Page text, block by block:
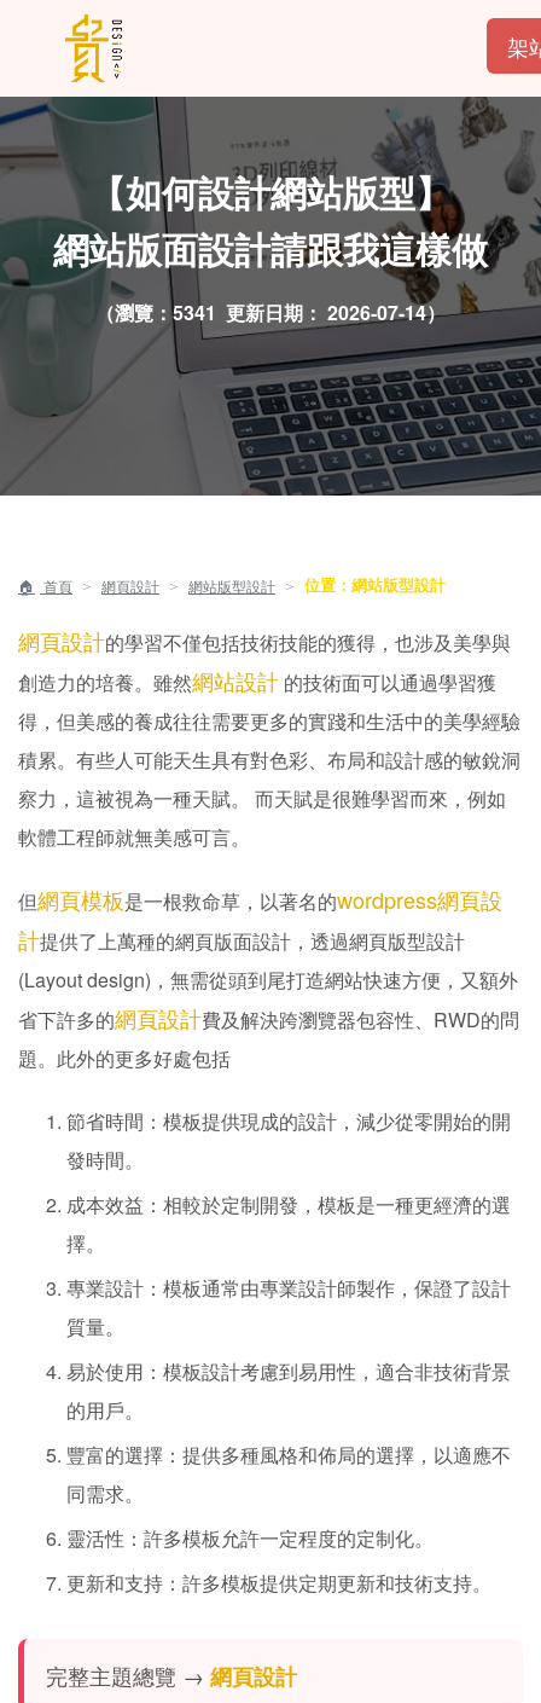
架
【如何設計網站版型】
網站版面設計請跟我這樣做
（瀏覽：5341 更新日期： 2026-07-14）
首頁 ＞ 網頁設計 ＞ 網站版型設計 ＞ 位置：網站版型設計
網頁設計的學習不僅包括技術技能的獲得，也涉及美學與
創造力的培養。雖然網站設計 的技術面可以通過學習獲
得，但美感的養成往往需要更多的實踐和生活中的美學經驗
積累。有些人可能天生具有對色彩、布局和設計感的敏銳洞
察力，這被視為一種天賦。 而天賦是很難學習而來，例如
軟體工程師就無美感可言。
但網頁模板是一根救命草，以著名的wordpress網頁設
計提供了上萬種的網頁版面設計，透過網頁版型設計
(Layout design)，無需從頭到尾打造網站快速方便，又額外
省下許多的網頁設計費及解決跨瀏覽器包容性、RWD的問
題。此外的更多好處包括
節省時間：模板提供現成的設計，減少從零開始的開
發時間。
成本效益：相較於定制開發，模板是一種更經濟的選
擇。
專業設計：模板通常由專業設計師製作，保證了設計
質量。
易於使用：模板設計考慮到易用性，適合非技術背景
的用戶。
豐富的選擇：提供多種風格和佈局的選擇，以適應不
同需求。
靈活性：許多模板允許一定程度的定制化。
更新和支持：許多模板提供定期更新和技術支持。
完整主題總覽 → 網頁設計